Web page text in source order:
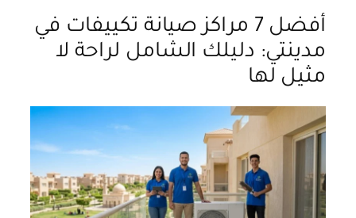
أفضل 7 مراكز صيانة تكييفات في
مدينتي: دليلك الشامل لراحة لا
مثيل لها